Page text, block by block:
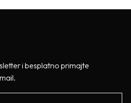
i besplatno primajte